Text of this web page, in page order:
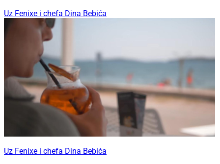
Uz Fenixe i chefa Dina Bebića
Uz Fenixe i chefa Dina Bebića